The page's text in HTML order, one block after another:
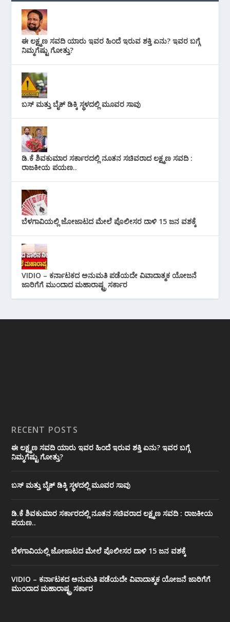
ಈ ಲಕ್ಷ್ಮಣ ಸವದಿ ಯಾರು ಇವರ ಹಿಂದೆ ಇರುವ ಶಕ್ತಿ ಏನು? ಇವರ ಬಗ್ಗೆ
ನಿಮ್ಮಗೆಷ್ಟು ಗೋತ್ತು?
ಬಸ್ ಮತ್ತು ಬೈಕ್ ಡಿಕ್ಕಿ ಸ್ಥಳದಲ್ಲಿ ಮೂವರ ಸಾವು
ಡಿ.ಕೆ ಶಿವಕುಮಾರ ಸರ್ಕಾರದಲ್ಲಿ ನೂತನ ಸಚಿವರಾದ ಲಕ್ಷ್ಮಣ ಸವದಿ :
ರಾಜಕೀಯ ಪಯಣ..
ಬೆಳಗಾವಿಯಲ್ಲಿ ಜೋಜಾಟದ ಮೇಲೆ ಪೊಲೀಸರ ದಾಳಿ 15 ಜನ ವಶಕ್ಕೆ
VIDIO – ಕರ್ನಾಟಕದ ಅನುಮತಿ ಪಡೆಯದೇ ವಿವಾದಾತ್ಮಕ ಯೋಜನೆ
ಜಾರಿಗೆಗೆ ಮುಂದಾದ ಮಹಾರಾಷ್ಟ್ರ ಸರ್ಕಾರ
RECENT POSTS
ಈ ಲಕ್ಷ್ಮಣ ಸವದಿ ಯಾರು ಇವರ ಹಿಂದೆ ಇರುವ ಶಕ್ತಿ ಏನು? ಇವರ ಬಗ್ಗೆ
ನಿಮ್ಮಗೆಷ್ಟು ಗೋತ್ತು?
ಬಸ್ ಮತ್ತು ಬೈಕ್ ಡಿಕ್ಕಿ ಸ್ಥಳದಲ್ಲಿ ಮೂವರ ಸಾವು
ಡಿ.ಕೆ ಶಿವಕುಮಾರ ಸರ್ಕಾರದಲ್ಲಿ ನೂತನ ಸಚಿವರಾದ ಲಕ್ಷ್ಮಣ ಸವದಿ : ರಾಜಕೀಯ
ಪಯಣ..
ಬೆಳಗಾವಿಯಲ್ಲಿ ಜೋಜಾಟದ ಮೇಲೆ ಪೊಲೀಸರ ದಾಳಿ 15 ಜನ ವಶಕ್ಕೆ
VIDIO – ಕರ್ನಾಟಕದ ಅನುಮತಿ ಪಡೆಯದೇ ವಿವಾದಾತ್ಮಕ ಯೋಜನೆ ಜಾರಿಗೆಗೆ
ಮುಂದಾದ ಮಹಾರಾಷ್ಟ್ರ ಸರ್ಕಾರ